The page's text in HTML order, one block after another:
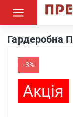
Гардеробна ПГ
Гардеробна
-3%
Акція